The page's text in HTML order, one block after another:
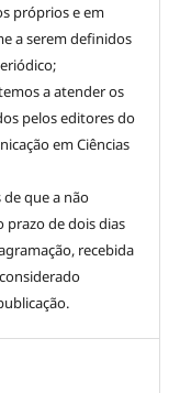
próprios e em
a serem definidos
a atender os
pelos editores do
em Ciências
de que a não
prazo de dois dias
recebida